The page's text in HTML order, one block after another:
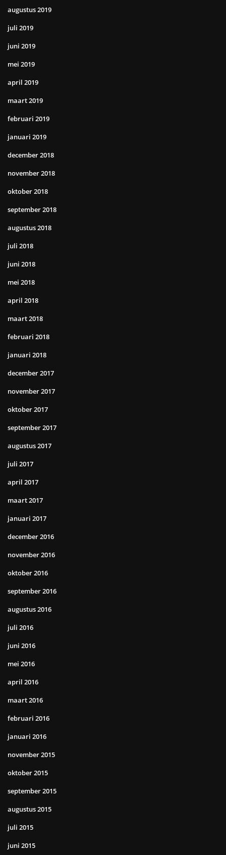
augustus 2019
juli 2019
juni 2019
mei 2019
april 2019
maart 2019
februari 2019
januari 2019
december 2018
november 2018
oktober 2018
september 2018
augustus 2018
juli 2018
juni 2018
mei 2018
april 2018
maart 2018
februari 2018
januari 2018
december 2017
november 2017
oktober 2017
september 2017
augustus 2017
juli 2017
april 2017
maart 2017
januari 2017
december 2016
november 2016
oktober 2016
september 2016
augustus 2016
juli 2016
juni 2016
mei 2016
april 2016
maart 2016
februari 2016
januari 2016
november 2015
oktober 2015
september 2015
augustus 2015
juli 2015
juni 2015